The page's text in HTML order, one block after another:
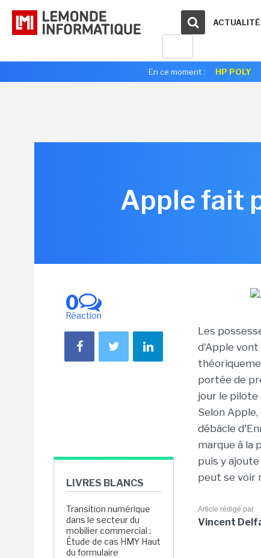
En ce moment : HP POLY
Apple fait
0
Réaction
LIVRES BLANCS
Transition numérique
dans le secteur du
mobilier commercial :
Étude de cas HMY Haut
du formulaire
Les
d'Apple vont
portée de
jour le pilote
Selon
débâcle
marque à la
puis y
peut se voir
Article rédigé par
Vincent